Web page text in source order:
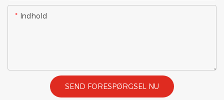
Indhold
SEND FORESPØRGSEL NU